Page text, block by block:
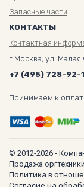
Запасные части
КОНТАКТЫ
Контактная
г.Москва, ул. Малая
+7 (495) 728-92-
Принимаем к
© 2012-2026 -
Продажа
Политика в